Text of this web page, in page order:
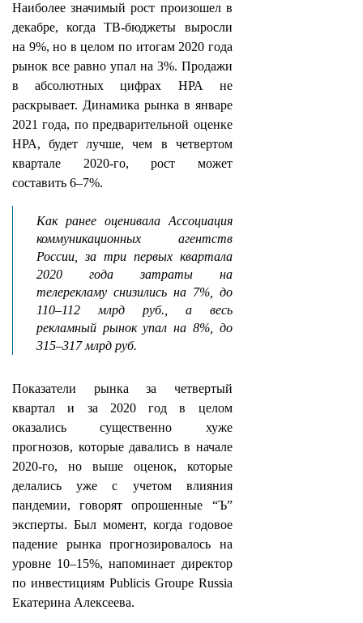
Наиболее значимый рост произошел в
декабре, когда ТВ-бюджеты выросли
на 9%, но в целом по итогам 2020 года
рынок все равно упал на 3%. Продажи
в абсолютных цифрах НРА не
раскрывает. Динамика рынка в январе
2021 года, по предварительной оценке
НРА, будет лучше, чем в четвертом
квартале 2020-го, рост может
составить 6–7%.
Как ранее оценивала Ассоциация
коммуникационных агентств
России, за три первых квартала
2020 года затраты на
телерекламу снизились на 7%, до
110–112 млрд руб., а весь
рекламный рынок упал на 8%, до
315–317 млрд руб.
Показатели рынка за четвертый
квартал и за 2020 год в целом
оказались существенно хуже
прогнозов, которые давались в начале
2020-го, но выше оценок, которые
делались уже с учетом влияния
пандемии, говорят опрошенные “Ъ”
эксперты. Был момент, когда годовое
падение рынка прогнозировалось на
уровне 10–15%, напоминает директор
по инвестициям Publicis Groupe Russia
Екатерина Алексеева.